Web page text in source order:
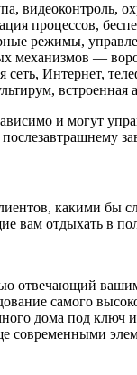
видеоконтроль,
процессов,
режимы,
механизмов —
Интернет,
встроенная
и могут
какими бы
вам отдыхать в
отвечающий
самого
дома под ключ
современными